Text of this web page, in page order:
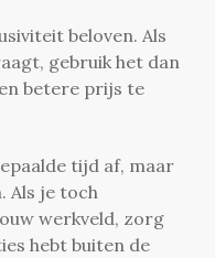
beloven. Als
gebruik het dan
betere prijs te
tijd af, maar
Als je toch
werkveld, zorg
hebt buiten de